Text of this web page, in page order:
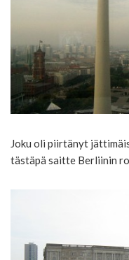
Joku oli piirtänyt
tästäpä saitte Berliinin